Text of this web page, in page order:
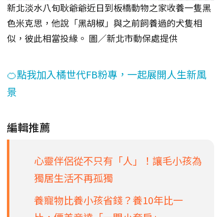
新北淡水八旬耿爺爺近日到板橋動物之家收養一隻黑
色米克思，他說「黑胡椒」與之前飼養過的犬隻相
似，彼此相當投緣。 圖／新北市動保處提供
🍊點我加入橘世代FB粉專，一起展開人生新風
景
編輯推薦
心靈伴侶從不只有「人」！讓毛小孩為
獨居生活不再孤獨
養寵物比養小孩省錢？養10年比一